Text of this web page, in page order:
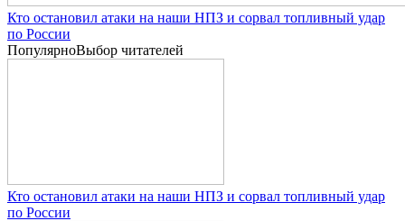
Кто остановил атаки на наши НПЗ и сорвал топливный удар
по России
ПопулярноВыбор читателей
Кто остановил атаки на наши НПЗ и сорвал топливный удар
по России